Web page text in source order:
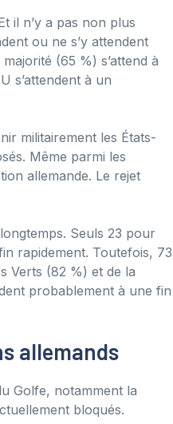
il n’y a pas non plus
ou ne s’y attendent
(65 %) s’attend à
s’attendent à un
militairement les États-
Même parmi les
allemande. Le rejet
Seuls 23 pour
rapidement. Toutefois, 73
Verts (82 %) et de la
probablement à une fin
allemands
Golfe, notamment la
bloqués.